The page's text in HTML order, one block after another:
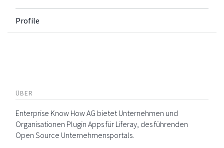
Profile
ÜBER
Enterprise Know How AG bietet Unternehmen und
Organisationen Plugin Apps für Liferay, des führenden
Open Source Unternehmensportals.